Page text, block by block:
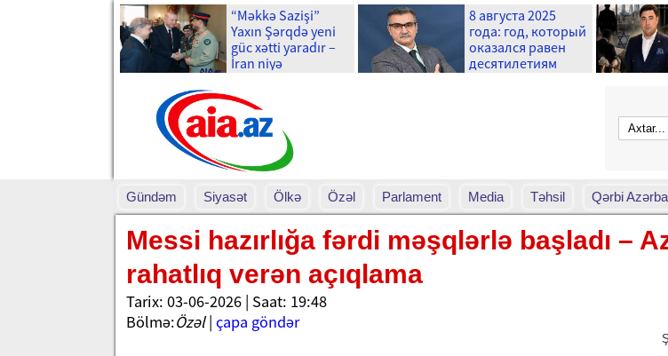
“Məkkə Sazişi”
Yaxın Şərqdə yeni
güc xətti yaradır –
İran niyə
8 августа 2025
года: год, который
оказался равен
десятилетиям
Gündəm Siyasət Ölkə Özəl Parlament Media Təhsil Qərbi
Messi hazırlığa fərdi məşqlərlə başladı –
rahatlıq verən açıqlama
Tarix: 03-06-2026 | Saat: 19:48
Bölmə:Özəl| çapa göndər